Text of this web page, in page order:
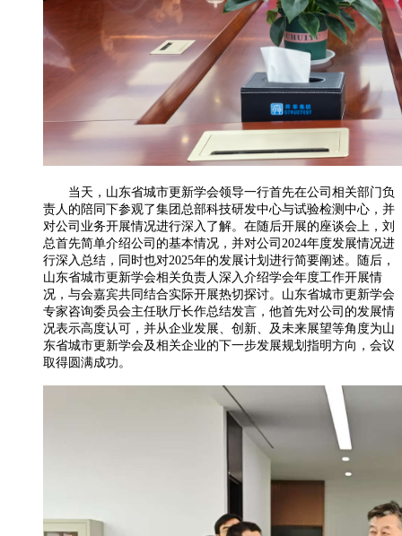
当天，山东省城市更新学会领导一行首先在公司相关部门负
责人的陪同下参观了集团总部科技研发中心与试验检测中心，并
对公司业务开展情况进行深入了解。在随后开展的座谈会上，刘
总首先简单介绍公司的基本情况，并对公司 2024年度发展情况进
行深入总结，同时也对2025年的发展计划进行简要阐述。随后，
山东省城市更新学会相关负责人深入介绍学会年度工作开展情
况，与会嘉宾共同结合实际开展热切探讨。山东省城市更新学会
专家咨询委员会主任耿厅长作总结发言， 他首先对公司的发展情
况表示高度认可，并从企业发展、创新、及未来展望等角度为山
东省城市更新学会及相关企业的下一步发展规划指明方向，会议
取得圆满成功。